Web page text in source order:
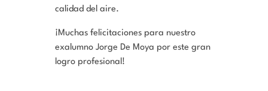
calidad del aire.
¡Muchas felicitaciones para nuestro
exalumno Jorge De Moya por este gran
logro profesional!